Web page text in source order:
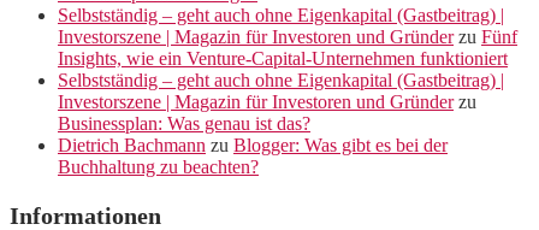
Selbstständig – geht auch ohne Eigenkapital (Gastbeitrag) |
Investorszene | Magazin für Investoren und Gründerzu Fünf
Insights, wie ein Venture-Capital-Unternehmen funktioniert
Selbstständig – geht auch ohne Eigenkapital (Gastbeitrag) |
Investorszene | Magazin für Investoren und Gründerzu
Businessplan: Was genau ist das?
Dietrich Bachmann zu Blogger: Was gibt es bei der
Buchhaltung zu beachten?
Informationen